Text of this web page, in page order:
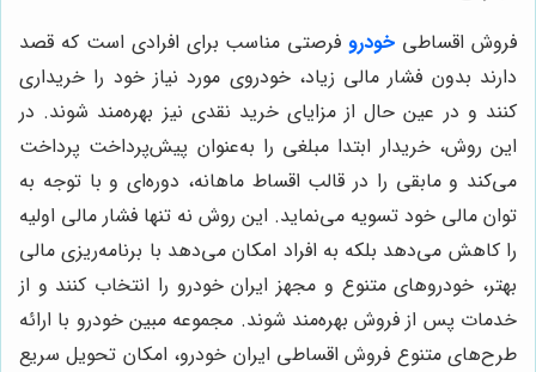
فروش اقساطی خودرو فرصتی مناسب برای افرادی است که قصد
دارند بدون فشار مالی زیاد، خودروی مورد نیاز خود را خریداری
کنند و در عین حال از مزایای خرید نقدی نیز بهره‌مند شوند. در
این روش، خریدار ابتدا مبلغی را به‌عنوان پیش‌پرداخت پرداخت
می‌کند و مابقی را در قالب اقساط ماهانه، دوره‌ای و با توجه به
توان مالی خود تسویه می‌نماید. این روش نه تنها فشار مالی اولیه
را کاهش می‌دهد بلکه به افراد امکان می‌دهد با برنامه‌ریزی مالی
بهتر، خودروهای متنوع و مجهز ایران خودرو را انتخاب کنند و از
خدمات پس از فروش بهره‌مند شوند. مجموعه مبین خودرو با ارائه
طرح‌های متنوع فروش اقساطی ایران خودرو، امکان تحویل سریع